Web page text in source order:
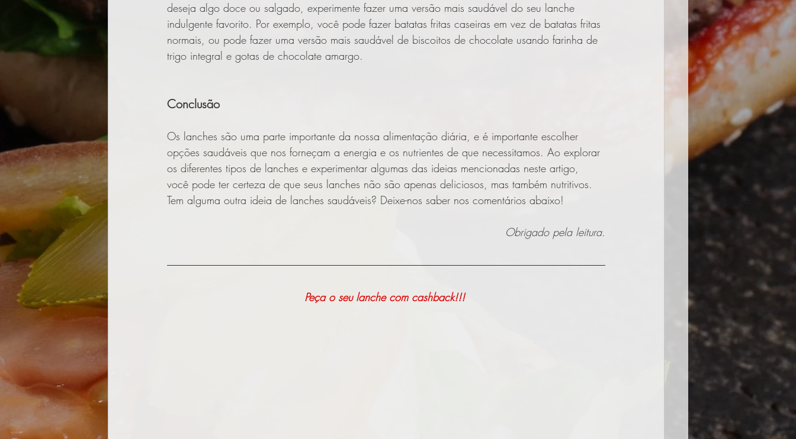
deseja algo doce ou salgado, experimente fazer uma versão mais saudável do seu lanche
indulgente favorito. Por exemplo, você pode fazer batatas fritas caseiras em vez de batatas fritas
normais, ou pode fazer uma versão mais saudável de biscoitos de chocolate usando farinha de
trigo integral e gotas de chocolate amargo.
Conclusão
Os lanches são uma parte importante da nossa alimentação diária, e é importante escolher
opções saudáveis que nos forneçam a energia e os nutrientes de que necessitamos. Ao explorar
os diferentes tipos de lanches e experimentar algumas das ideias mencionadas neste artigo,
você pode ter certeza de que seus lanches não são apenas deliciosos, mas também nutritivos.
Tem alguma outra ideia de lanches saudáveis? Deixe-nos saber nos comentários abaixo!
Obrigado pela leitura.
Peça o seu lanche com cashback!!!